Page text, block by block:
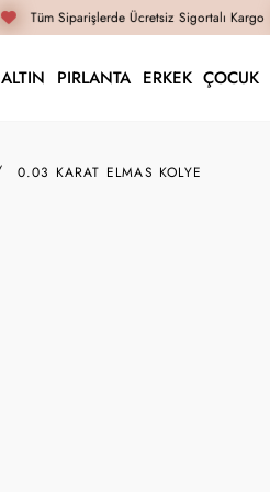
Tüm Siparişlerde Ücretsiz Sigortalı Kargo
ALTIN PIRLANTA ERKEK ÇOCUK
0.03 KARAT ELMAS KOLYE